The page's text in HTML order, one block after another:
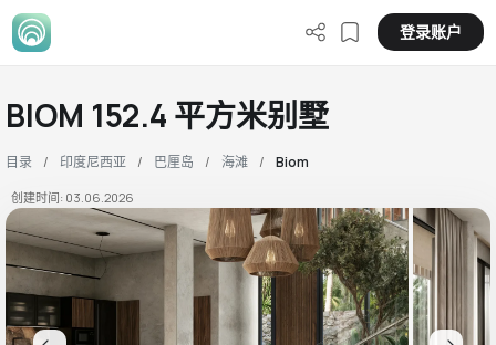
登录账户
BIOM 152.4 平方米别墅
目录 印度尼西亚 巴厘岛 海滩 Biom
创建时间: 03.06.2026